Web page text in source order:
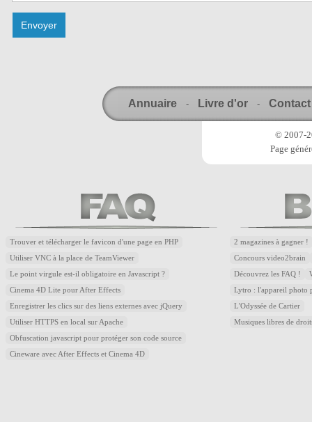
Annuaire - Livre d'or - Contact
© 2007-
Page
Trouver et télécharger le favicon d'une page en PHP
Utiliser VNC à la place de TeamViewer
Le point virgule est-il obligatoire en Javascript ?
Cinema 4D Lite pour After Effects
Enregistrer les clics sur des liens externes avec jQuery
Utiliser HTTPS en local sur Apache
Obfuscation javascript pour protéger son code source
Cineware avec After Effects et Cinema 4D
2 magazines à gagner !
Concours video2brain
Découvrez les FAQ !
Lytro : l'appareil photo
L'Odyssée de Cartier
Musiques libres de